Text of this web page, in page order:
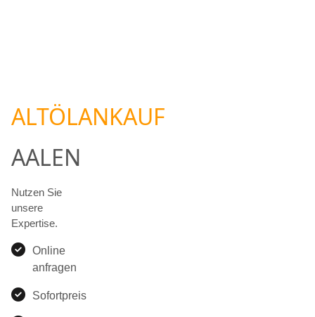
ALTÖLANKAUF
AALEN
Nutzen Sie
unsere
Expertise.
Online
anfragen
Sofortpreis